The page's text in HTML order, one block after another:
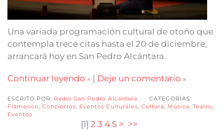
Una variada programación cultural de otoño que
contempla trece citas hasta el 20 de diciembre,
arrancará hoy en San Pedro Alcántara.
Continuar leyendo | Deje un comentario
ESCRITO POR: Radio San Pedro Alcántara
CATEGORÍAS:
Flamenco, Conciertos, Eventos Culturales, Cultura, Música, Teatro,
Eventos
[1] 2 3 4 5 > >>